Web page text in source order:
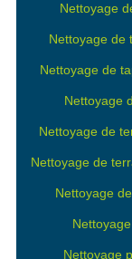
Nettoyage
Nettoyage de
Nettoyage de
Nettoyage
Nettoyage de
Nettoyage de
Nettoyage
Nettoyage